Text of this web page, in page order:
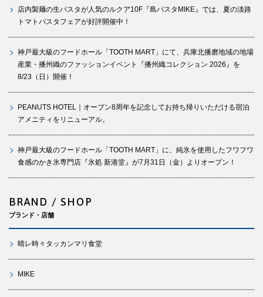
店内製麺の生パスタが人気のルクア10F『島パスタMIKE』では、夏の淡路
トマトパスタフェアが好評開催中！
神戸最大級のフードホール「TOOTH MART」にて、兵庫北播磨地域の地場
産業・播州織のファッションイベント『播州織コレクション 2026』を
8/23（日）開催！
PEANUTS HOTEL｜オープン8周年を記念してお持ち帰りいただける宿泊
アメニティをリニューアル。
神戸最大級のフードホール「TOOTH MART」に、純氷を使用したフワフワ
食感のかき氷専門店『氷処 新港堂』が7月31日（金）よりオープン！
BRAND / SHOP
ブランド・店舗
晴レ時々タッカンマリ食堂
MIKE